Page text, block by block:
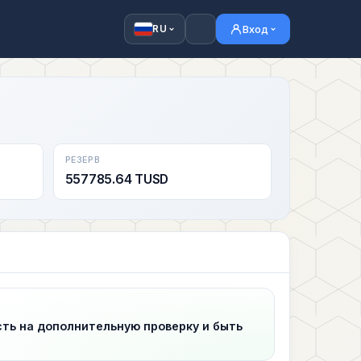
RU Вход
РЕЗЕРВ
557785.64 TUSD
на дополнительную проверку и быть